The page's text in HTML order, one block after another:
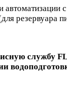
резервуара
службу